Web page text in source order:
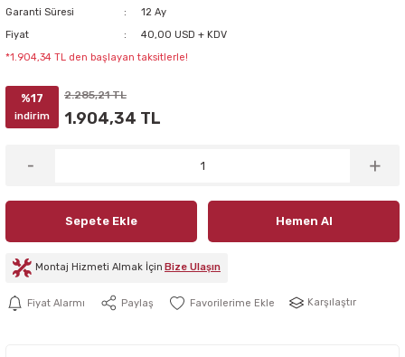
Garanti Süresi
12 Ay
Fiyat
40,00 USD + KDV
*1.904,34 TL den başlayan taksitlerle!
%17
indirim
2.285,21 TL
1.904,34 TL
Sepete Ekle Hemen Al
Montaj Hizmeti Almak İçin Bize Ulaşın
Fiyat Alarmı Paylaş Karşılaştır